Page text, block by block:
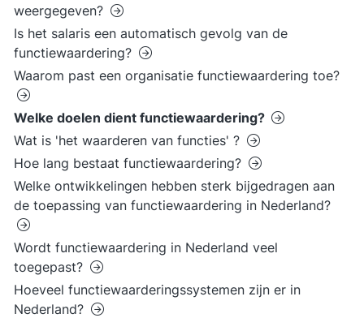
weergegeven?
Is het salaris een automatisch gevolg van de
functiewaardering?
Waarom past een organisatie functiewaardering toe?
Welke doelen dient functiewaardering?
Wat is 'het waarderen van functies' ?
Hoe lang bestaat functiewaardering?
Welke ontwikkelingen hebben sterk bijgedragen aan
de toepassing van functiewaardering in Nederland?
Wordt functiewaardering in Nederland veel
toegepast?
Hoeveel functiewaarderingssystemen zijn er in
Nederland?